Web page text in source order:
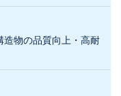
造物の品質向上・高耐